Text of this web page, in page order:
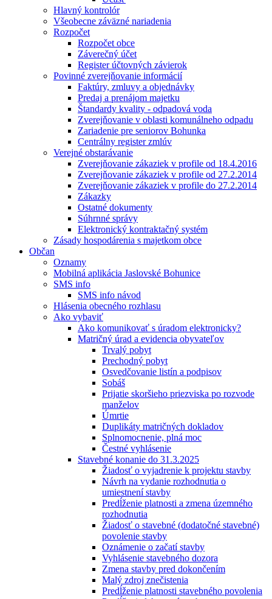
Hlavný kontrolór
Všeobecne záväzné nariadenia
Rozpočet
Rozpočet obce
Záverečný účet
Register účtovných závierok
Povinné zverejňovanie informácií
Faktúry, zmluvy a objednávky
Predaj a prenájom majetku
Štandardy kvality - odpadová voda
Zverejňovanie v oblasti komunálneho odpadu
Zariadenie pre seniorov Bohunka
Centrálny register zmlúv
Verejné obstarávanie
Zverejňovanie zákaziek v profile od 18.4.2016
Zverejňovanie zákaziek v profile od 27.2.2014
Zverejňovanie zákaziek v profile do 27.2.2014
Zákazky
Ostatné dokumenty
Súhrnné správy
Elektronický kontraktačný systém
Zásady hospodárenia s majetkom obce
Občan
Oznamy
Mobilná aplikácia Jaslovské Bohunice
SMS info
SMS info návod
Hlásenia obecného rozhlasu
Ako vybaviť
Ako komunikovať s úradom elektronicky?
Matričný úrad a evidencia obyvateľov
Trvalý pobyt
Prechodný pobyt
Osvedčovanie listín a podpisov
Sobáš
Prijatie skoršieho priezviska po rozvode
manželov
Úmrtie
Duplikáty matričných dokladov
Splnomocnenie, plná moc
Čestné vyhlásenie
Stavebné konanie do 31.3.2025
Žiadosť o vyjadrenie k projektu stavby
Návrh na vydanie rozhodnutia o
umiestnení stavby
Predĺženie platnosti a zmena územného
rozhodnutia
Žiadosť o stavebné (dodatočné stavebné)
povolenie stavby
Oznámenie o začatí stavby
Vyhlásenie stavebného dozora
Zmena stavby pred dokončením
Malý zdroj znečistenia
Predĺženie platnosti stavebného povolenia